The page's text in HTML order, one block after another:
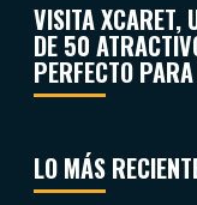
VISITA XCARET,
DE 50
PERFECTO
LO MÁS